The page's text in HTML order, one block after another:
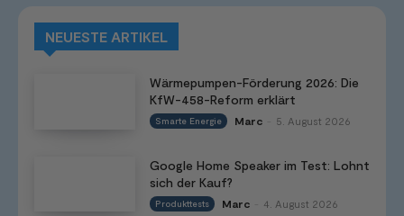
NEUESTE ARTIKEL
Wärmepumpen-Förderung 2026: Die
KfW-458-Reform erklärt
Smarte Energie Marc 5. August 2026
Google Home Speaker im Test: Lohnt
sich der Kauf?
Produkttests Marc 4. August 2026